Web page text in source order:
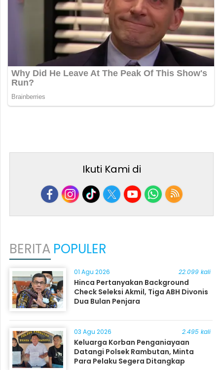
Ikuti Kami di
BERITA POPULER
01 Agu 2026 22.099 kali
Hinca Pertanyakan Background
Check Seleksi Akmil, Tiga ABH Divonis
Dua Bulan Penjara
03 Agu 2026 2.495 kali
Keluarga Korban Penganiayaan
Datangi Polsek Rambutan, Minta
Para Pelaku Segera Ditangkap